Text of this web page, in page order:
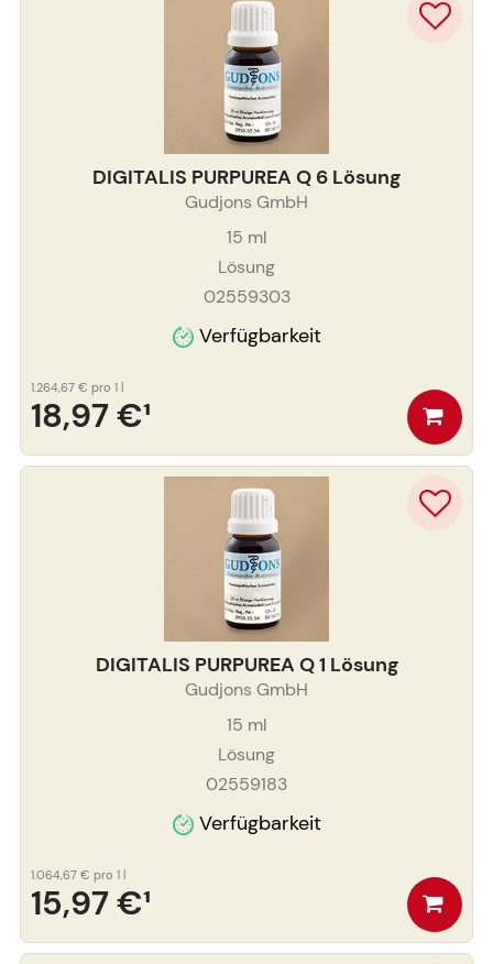
DIGITALIS PURPUREA Q 6 Lösung
Gudjons GmbH
15 ml
Lösung
02559303
Verfügbarkeit
18,97 €¹
1.264,67 € pro 1 l
DIGITALIS PURPUREA Q 1 Lösung
Gudjons GmbH
15 ml
Lösung
02559183
Verfügbarkeit
15,97 €¹
1.064,67 € pro 1 l